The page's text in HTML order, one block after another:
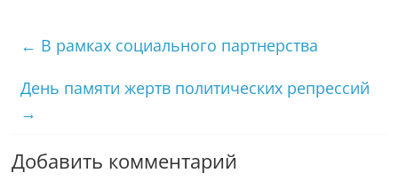
← В рамках социального партнерства
День памяти жертв политических репрессий
→
Добавить комментарий